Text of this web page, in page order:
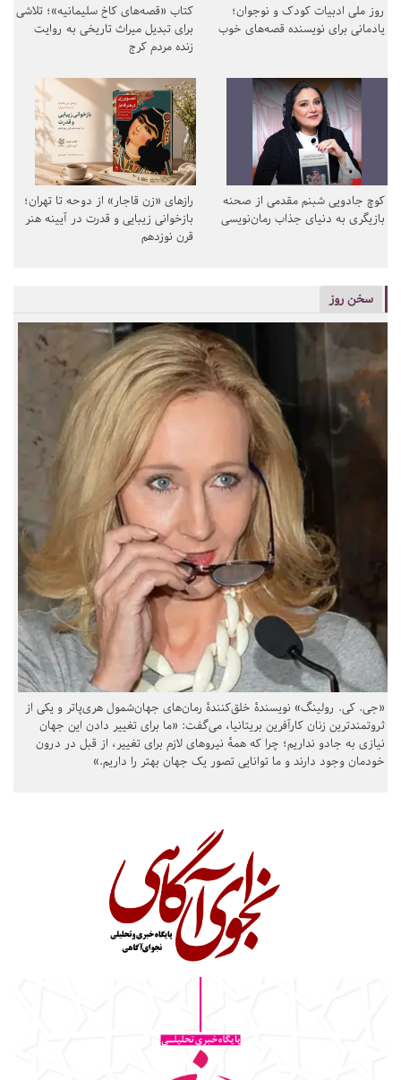
روز ملی ادبیات کودک و نوجوان؛
یادمانی برای نویسنده قصه‌های خوب
کتاب «قصه‌های کاخ سلیمانیه»؛ تلاشی
برای تبدیل میراث تاریخی به روایت
زنده مردم کرج
کوچ جادویی شبنم مقدمی از صحنه
بازیگری به دنیای جذاب رمان‌نویسی
رازهای «زن قاجار» از دوحه تا تهران؛
بازخوانی زیبایی و قدرت در آیینه هنر
قرن نوزدهم
سخن روز
«جی. کی. رولینگ» نویسندهٔ خلق‌کنندهٔ رمان‌های جهان‌شمول هری‌پاتر و یکی از
ثروتمندترین زنان کارآفرین بریتانیا، می‌گفت: «ما برای تغییر دادن این جهان
نیازی به جادو نداریم؛ چرا که همهٔ نیروهای لازم برای تغییر، از قبل در درون
خودمان وجود دارند و ما توانایی تصور یک جهان بهتر را داریم.»